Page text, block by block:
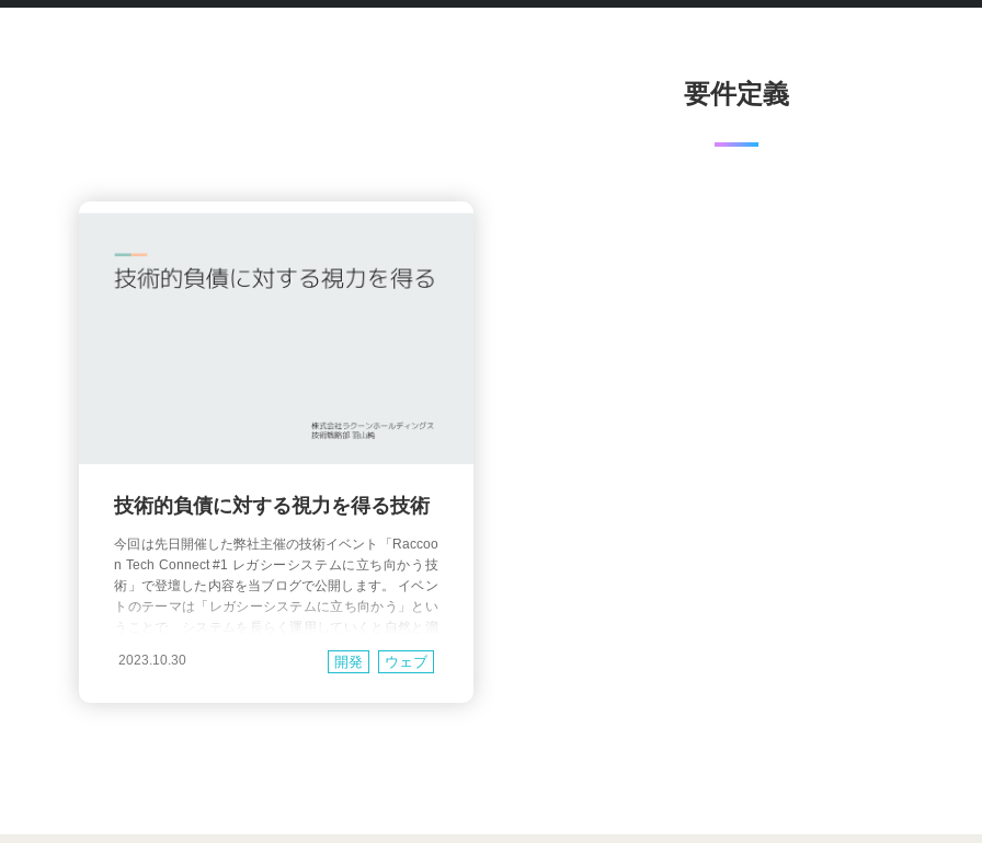
要件定義
技術的負債に対する視力を得る技術
今回は先日開催した弊社主催の技術イベント「Raccoo
n Tech Connect #1 レガシーシステムに立ち向かう技
術」で登壇した内容を当ブログで公開します。 イベン
トのテーマは「レガシーシステムに立ち向かう」とい
うことで、システムを長らく運用していくと自然と溜
まっていく 技術的負債 との付き合い方に着目しまし
た。 技術的負債に対する理解を深め、技術的負債を可
2023.10.30 開発 ウェブ